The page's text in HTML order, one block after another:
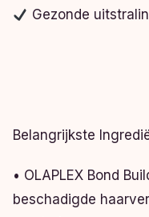
Gezonde
Belangrijkste
• OLAPLEX Bond
beschadigde